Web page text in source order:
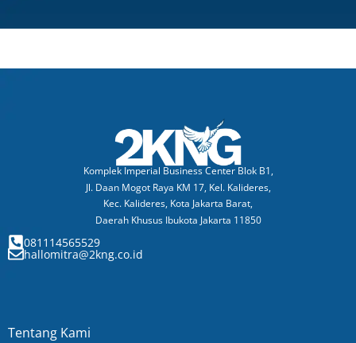
Komplek Imperial Business Center Blok B1,
Jl. Daan Mogot Raya KM 17, Kel. Kalideres,
Kec. Kalideres, Kota Jakarta Barat,
Daerah Khusus Ibukota Jakarta 11850
081114565529​
hallomitra@2kng.co.id
Tentang Kami